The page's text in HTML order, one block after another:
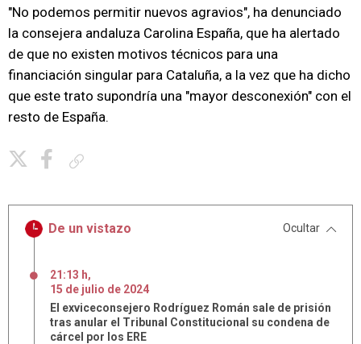
"No podemos permitir nuevos agravios", ha denunciado
la consejera andaluza Carolina España, que ha alertado
de que no existen motivos técnicos para una
financiación singular para Cataluña, a la vez que ha dicho
que este trato supondría una "mayor desconexión" con el
resto de España.
De un vistazo Ocultar
21:13 h,
15 de julio de 2024
El exviceconsejero Rodríguez Román sale de prisión
tras anular el Tribunal Constitucional su condena de
cárcel por los ERE